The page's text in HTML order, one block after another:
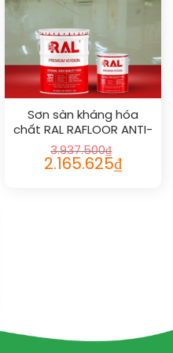
Sơn sàn kháng hóa
chất RAL RAFLOOR ANTI-
CHEM 1003
3.937.500₫
2.165.625₫